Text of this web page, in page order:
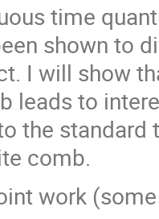
time
shown to
I will show
leads to
the
comb.
work